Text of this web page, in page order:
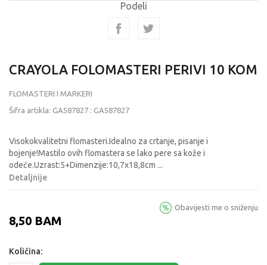
Podeli
CRAYOLA FOLOMASTERI PERIVI 10 KOM
FLOMASTERI I MARKERI
Šifra artikla: GA587827 : GA587827
Visokokvalitetni flomasteri.Idealno za crtanje, pisanje i
bojenje!Mastilo ovih flomastera se lako pere sa kože i
odeće.Uzrast:5+Dimenzije:10,7x18,8cm ...
Detaljnije
8,50 BAM
Obavijesti me o sniženju
Količina: